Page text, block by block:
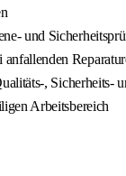
und
,
Arbeitsbereich